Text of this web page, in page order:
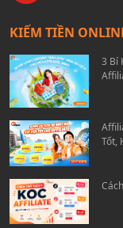
KIẾM TIỀN
3 Bí
Tốt,